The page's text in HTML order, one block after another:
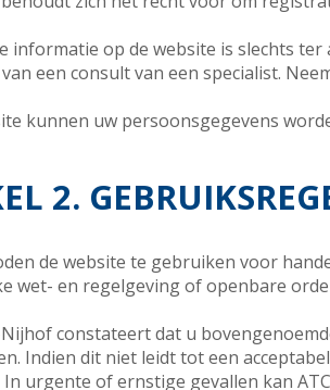
informatie op de website is slechts
een consult van een specialist.
kunnen uw persoonsgegevens
2.
de website te gebruiken voor
wet- en regelgeving of openbare orde
constateert dat u
Indien dit niet leidt tot een
In urgente of ernstige gevallen kan